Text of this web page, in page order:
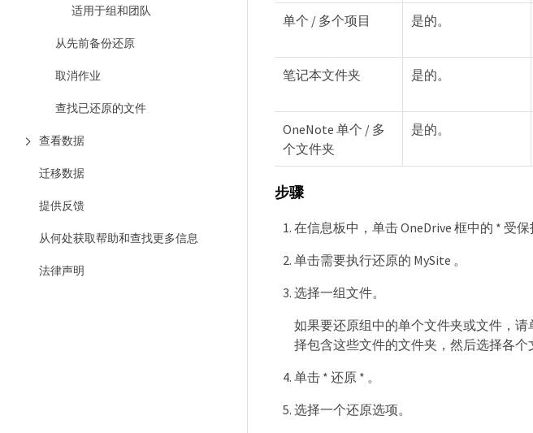
适用于组和团队
从先前备份还原
取消作业
查找已还原的文件
查看数据
迁移数据
提供反馈
从何处获取帮助和查找更多信息
法律声明
单个 / 多个项目 是的。
笔记本文件夹 是的。
OneNote 单个 / 多
个文件夹
是的。
步骤
在信息板中，单击 OneDrive 框中的 * 受保
单击需要执行还原的 MySite 。
选择一组文件。
如果要还原组中的单个文件夹或文件，
择包含这些文件的文件夹，然后选择各个
单击 * 还原 * 。
选择一个还原选项。